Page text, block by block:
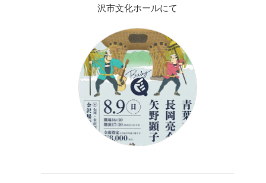
沢市文化ホールにて